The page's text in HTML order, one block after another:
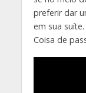
preferir dar
em sua
Coisa de